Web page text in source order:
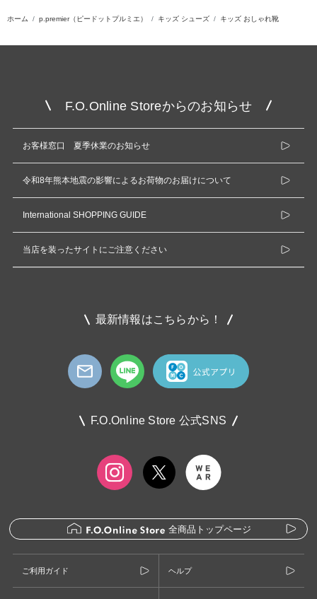
ホーム p.premier（ピードットプルミエ） キッズ シューズ キッズ おしゃれ靴
F.O.Online Storeからのお知らせ
お客様窓口 夏季休業のお知らせ
令和8年熊本地震の影響によるお荷物のお届けについて
International SHOPPING GUIDE
当店を装ったサイトにご注意ください
最新情報はこちらから！
F.O.Online Store 公式SNS
全商品トップページ
ご利用ガイド ヘルプ